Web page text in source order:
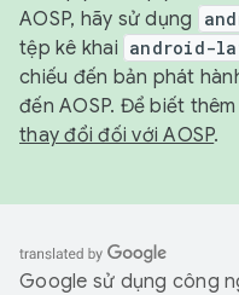
AOSP, hãy sử dụng
tệp kê khai android-
chiếu đến bản phát
đến AOSP. Để biết
thay đổi đối với AOSP.
Google sử dụng công